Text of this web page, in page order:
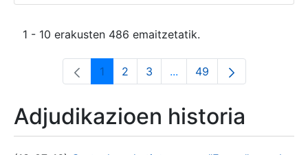
1 - 10 erakusten 486 emaitzetatik.
Orrialdea
1 Orrialdea
2 Orrialdea
3 ...Intermediate Pages Use
Orrialdea
49
Adjudikazioen historia